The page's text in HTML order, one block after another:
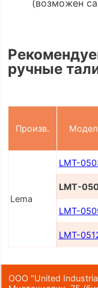
(возможен
ручные
Произв.
Lema
LMT-
LMT-
LMT-
LMT-
ООО "United